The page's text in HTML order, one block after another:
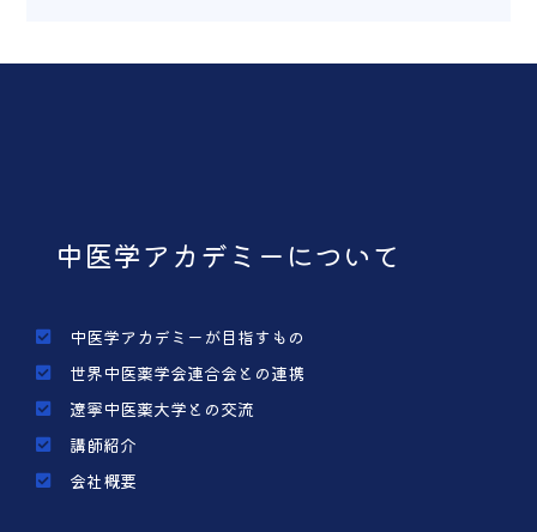
中医学アカデミーについて
中医学アカデミーが目指すもの
世界中医薬学会連合会との連携
遼寧中医薬大学との交流
講師紹介
会社概要